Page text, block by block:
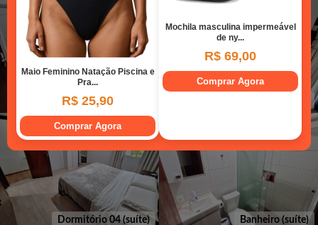
Dormitório 04 (suíte)
Dormitório 04 (suíte) Banheiro (suíte)